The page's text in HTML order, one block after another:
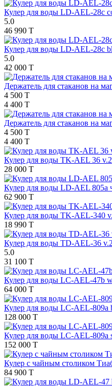
Кулер для воды LD-AEL-28c
5.0
46 990 T
Кулер для воды LD-AEL-28c
5.0
42 000 T
Держатель для стаканов на
4 500 T
4 400 T
Держатель для стаканов на
4 500 T
4 400 T
Кулер для воды TK-AEL 36 v.2
28 000 T
Кулер для воды LD-AEL 805a
62 900 T
Кулер для воды TK-AEL-340
18 990 T
Кулер для воды TD-AEL-36 v.2
5.0
31 100 T
Кулер для воды LС-AEL-47b
64 000 T
Кулер для воды LС-AEL-809a
128 000 T
Кулер для воды LC-AEL-809a
152 000 T
Кулер с чайным столиком
84 900 T